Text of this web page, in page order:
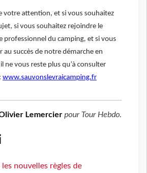
votre attention, et si vous souhaitez
si vous souhaitez rejoindre le
professionnel du camping, et si vous
au succès de notre démarche en
ne vous reste plus qu’à consulter
www.sauvonslevraicamping.fr
Lemercier pour Tour Hebdo.
nouvelles règles de